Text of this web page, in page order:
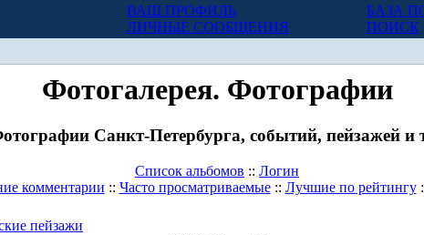
ВАШ ПРОФИЛЬ
ЛИЧНЫЕ СООБЩЕНИЯ
БАЗА
ПОИСК
Фотогалерея. Фотографии
Санкт-Петербурга, событий, пейзажей и
Список альбомов :: Логин
комментарии :: Часто просматриваемые:: Лучшие по рейтингу
пейзажи